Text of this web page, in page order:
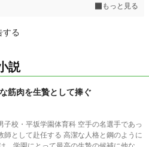
もっと見る
する
説
筋肉を生贄として捧ぐ
学園体育科 空手の名選手であっ
する 高潔な人格と鋼のように